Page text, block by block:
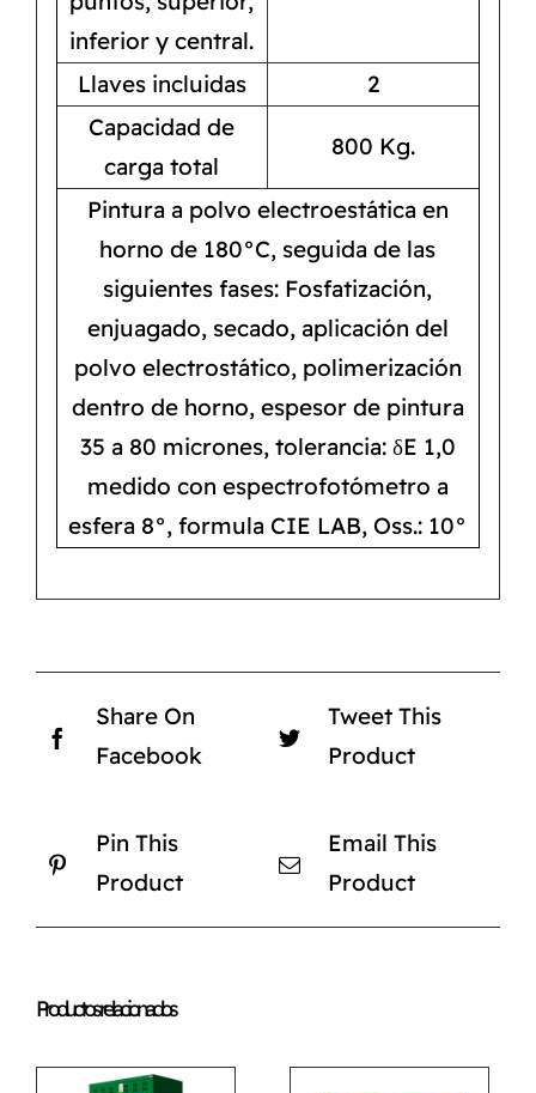
inferior y central.
Llaves incluidas
2
Capacidad de
carga total
800 Kg.
Pintura a polvo electroestática en
horno de 180°C, seguida de las
siguientes fases: Fosfatización,
enjuagado, secado, aplicación del
polvo electrostático, polimerización
dentro de horno, espesor de pintura
35 a 80 micrones, tolerancia: δE 1,0
medido con espectrofotómetro a
esfera 8°, formula CIE LAB, Oss.: 10°
Share On
Facebook
Tweet This
Product
Pin This
Product
Email This
Product
Productos relacionados